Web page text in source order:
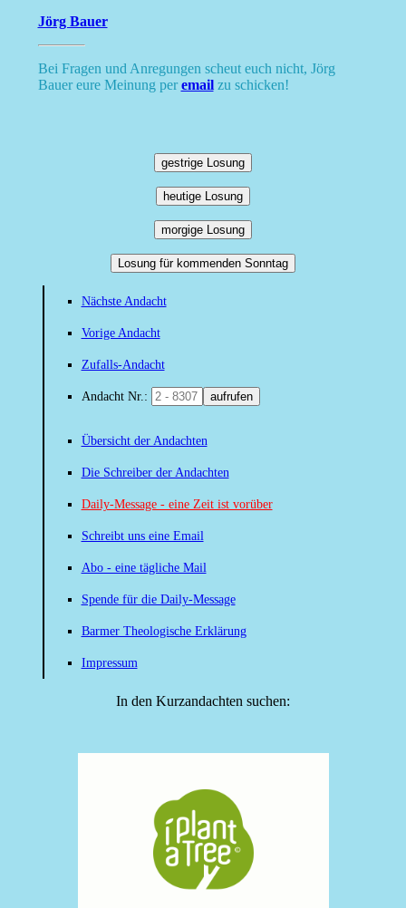
Jörg Bauer
Bei Fragen und Anregungen scheut euch nicht, Jörg
Bauer eure Meinung peremailzu schicken!
gestrige Losung
heutige Losung
morgige Losung
Losung für kommenden Sonntag
Nächste Andacht
Vorige Andacht
Zufalls-Andacht
Andacht Nr.: aufrufen
Übersicht der Andachten
Die Schreiber der Andachten
Daily-Message - eine Zeit ist vorüber
Schreibt uns eine Email
Abo - eine tägliche Mail
Spende für die Daily-Message
Barmer Theologische Erklärung
Impressum
In den Kurzandachten suchen: